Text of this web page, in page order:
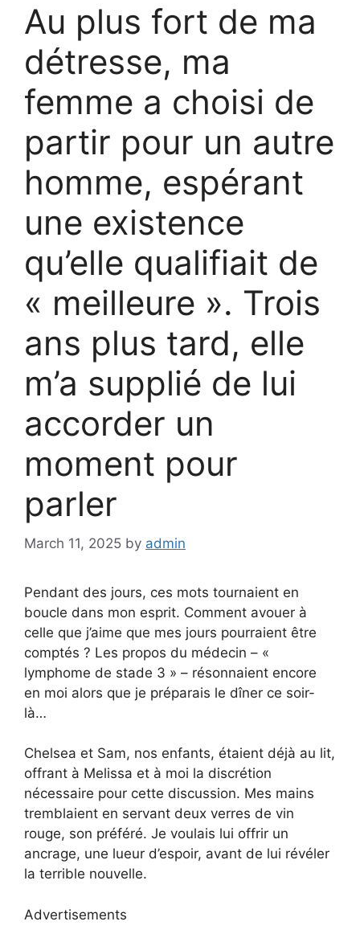
Au plus fort de ma
détresse, ma
femme a choisi de
partir pour un autre
homme, espérant
une existence
qu’elle qualifiait de
« meilleure ». Trois
ans plus tard, elle
m’a supplié de lui
accorder un
moment pour
parler
March 11, 2025 by admin
Pendant des jours, ces mots tournaient en
boucle dans mon esprit. Comment avouer à
celle que j’aime que mes jours pourraient être
comptés ? Les propos du médecin – «
lymphome de stade 3 » – résonnaient encore
en moi alors que je préparais le dîner ce soir-
là…
Chelsea et Sam, nos enfants, étaient déjà au lit,
offrant à Melissa et à moi la discrétion
nécessaire pour cette discussion. Mes mains
tremblaient en servant deux verres de vin
rouge, son préféré. Je voulais lui offrir un
ancrage, une lueur d’espoir, avant de lui révéler
la terrible nouvelle.
Advertisements